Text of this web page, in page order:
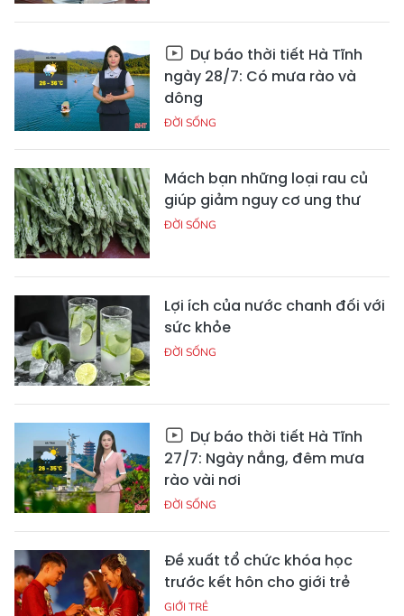
Dự báo thời tiết Hà Tĩnh
ngày 28/7: Có mưa rào và
dông
ĐỜI SỐNG
Mách bạn những loại rau củ
giúp giảm nguy cơ ung thư
ĐỜI SỐNG
Lợi ích của nước chanh đối với
sức khỏe
ĐỜI SỐNG
Dự báo thời tiết Hà Tĩnh
27/7: Ngày nắng, đêm mưa
rào vài nơi
ĐỜI SỐNG
Đề xuất tổ chức khóa học
trước kết hôn cho giới trẻ
GIỚI TRẺ